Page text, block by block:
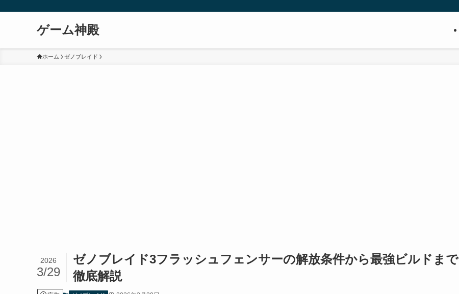
ゲーム神殿
ホーム ゼノブレイド
ゼノブレイド3フラッシュフェンサーの解放条件から最強ビルドまで
徹底解説
2026
3/29